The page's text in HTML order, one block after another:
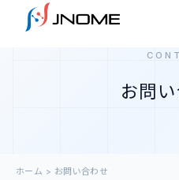
お問
ホーム > お問い合わせ